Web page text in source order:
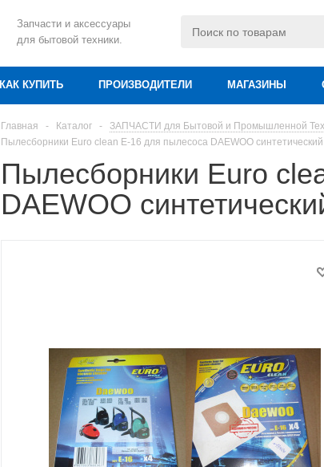
Запчасти и аксессуары
для бытовой техники.
КАК КУПИТЬ ПРОИЗВОДИТЕЛИ МАГАЗИНЫ
Главная - Каталог - ЗАПЧАСТИ для Бытовой и Промышленной
Пылесборники Euro clean E-16 для пылесоса DAEWOO
Пылесборники Euro
DAEWOO